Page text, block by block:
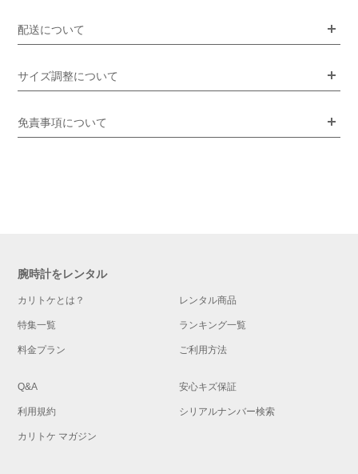
配送について
サイズ調整について
免責事項について
腕時計をレンタル
カリトケとは？ レンタル商品
特集一覧 ランキング一覧
料金プラン ご利用方法
Q&A 安心キズ保証
利用規約 シリアルナンバー検索
カリトケ マガジン